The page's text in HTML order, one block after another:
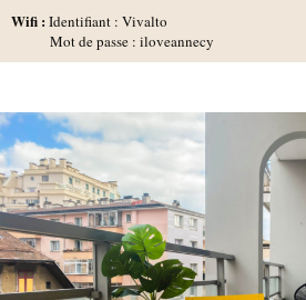
Wifi : Identifiant : Vivalto
Mot de passe : iloveannecy